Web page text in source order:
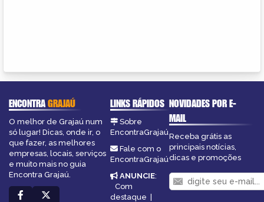
ENCONTRAGRAJAÚ
O melhor de Grajaú num
só lugar! Dicas, onde ir, o
que fazer, as melhores
empresas, locais, serviços
e muito mais no guia
Encontra Grajaú.
LINKS RÁPIDOS
Sobre
EncontraGrajaú
Fale com o
EncontraGrajaú
ANUNCIE:
Com
destaque |
NOVIDADES POR E-
MAIL
Receba grátis as
principais notícias,
dicas e promoções